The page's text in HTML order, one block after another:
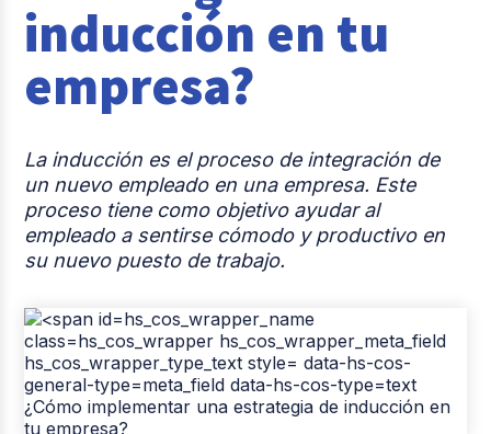
Casos de éxito
Tendencias y Data
Pago de nómina
Reclutamiento y Selección
inducción en tu
empresa?
La inducción es el proceso de integración de
un nuevo empleado en una empresa. Este
proceso tiene como objetivo ayudar al
empleado a sentirse cómodo y productivo en
su nuevo puesto de trabajo.